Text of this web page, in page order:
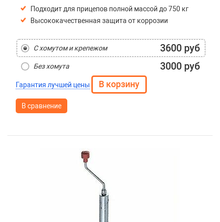
Подходит для прицепов полной массой до 750 кг
Высококачественная защита от коррозии
С хомутом и крепежом 3600 руб
Без хомута 3000 руб
Гарантия лучшей цены
В сравнение